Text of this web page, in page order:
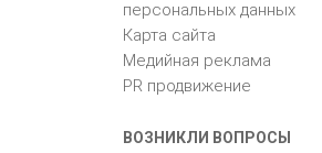
персональных данных
Карта сайта
Медийная реклама
PR продвижение
ВОЗНИКЛИ ВОПРОСЫ